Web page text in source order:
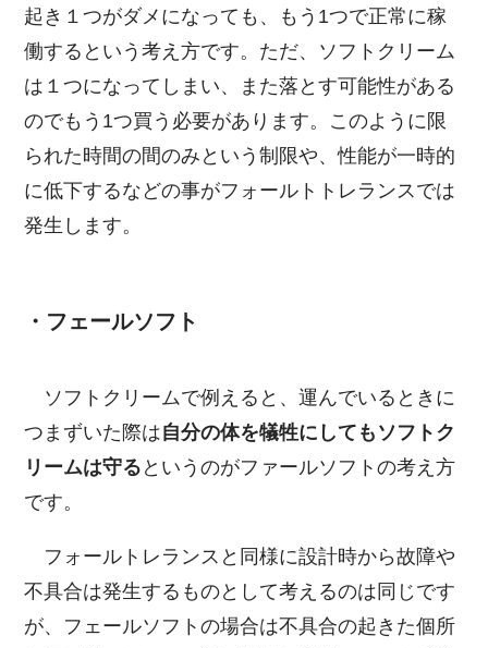
起き１つがダメになっても、もう1つで正常に稼
働するという考え方です。ただ、ソフトクリーム
は１つになってしまい、また落とす可能性がある
のでもう1つ買う必要があります。このように限
られた時間の間のみという制限や、性能が一時的
に低下するなどの事がフォールトトレランスでは
発生します。
・フェールソフト
ソフトクリームで例えると、運んでいるときに
つまずいた際は自分の体を犠牲にしてもソフトク
リームは守る というのがファールソフトの考え方
です。
フォールトレランスと同様に設計時から故障や
不具合は発生するものとして考えるのは同じです
が、フェールソフトの場合は不具合の起きた個所